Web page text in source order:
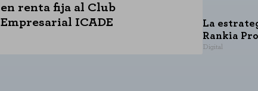
en renta fija al Club
Empresarial ICADE
La
Rankia Pro
Digital